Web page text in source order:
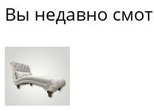
Вы недавно